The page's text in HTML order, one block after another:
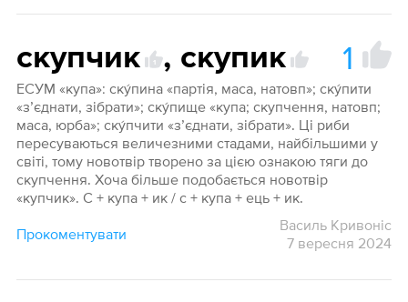
скупчик , скупик 1
ЕСУМ «купа»: ску́пина «партія, маса, натовп»; ску́пити
«з’єднати, зібрати»; ску́пище «купа; скупчення, натовп;
маса, юрба»; ску́пчити «з’єднати, зібрати». Ці риби
пересуваються величезними стадами, найбільшими у
світі, тому новотвір творено за цією ознакою тяги до
скупчення. Хоча більше подобається новотвір
«купчик». С + купа + ик / с + купа + ець + ик.
Прокоментувати
Василь Кривоніс
7 вересня 2024